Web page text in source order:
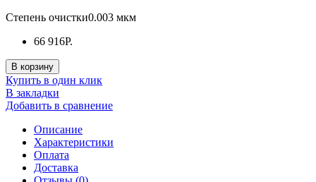
Степень очистки0.003 мкм
66 916Р.
В корзину
Купить в один клик
В закладки
Добавить в сравнение
Описание
Характеристики
Оплата
Доставка